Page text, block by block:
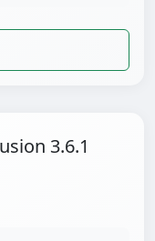
3.6.1